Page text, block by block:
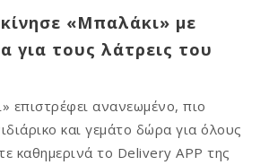
«Μπαλάκι» με
για τους λάτρεις του
επιστρέφει ανανεωμένο, πιο
και γεμάτο δώρα για όλους
καθημερινά το Delivery APP της